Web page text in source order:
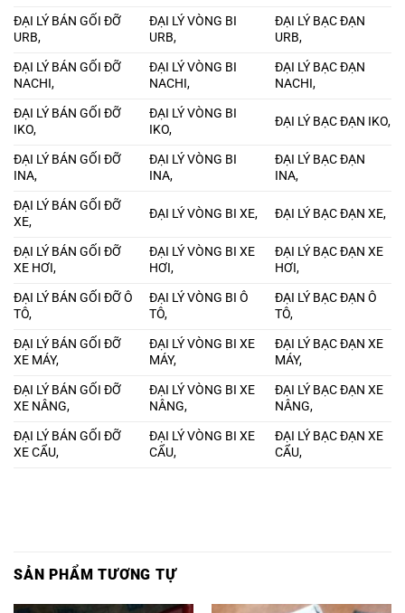
ĐẠI LÝ BÁN GỐI ĐỠ
URB,
ĐẠI LÝ VÒNG BI
URB,
ĐẠI LÝ BẠC ĐẠN
URB,
ĐẠI LÝ BÁN GỐI ĐỠ
NACHI,
ĐẠI LÝ VÒNG BI
NACHI,
ĐẠI LÝ BẠC ĐẠN
NACHI,
ĐẠI LÝ BÁN GỐI ĐỠ
IKO,
ĐẠI LÝ VÒNG BI
IKO,
ĐẠI LÝ BẠC ĐẠN IKO,
ĐẠI LÝ BÁN GỐI ĐỠ
INA,
ĐẠI LÝ VÒNG BI
INA,
ĐẠI LÝ BẠC ĐẠN
INA,
ĐẠI LÝ BÁN GỐI ĐỠ
XE,
ĐẠI LÝ VÒNG BI XE, ĐẠI LÝ BẠC ĐẠN XE,
ĐẠI LÝ BÁN GỐI ĐỠ
XE HƠI,
ĐẠI LÝ VÒNG BI XE
HƠI,
ĐẠI LÝ BẠC ĐẠN XE
HƠI,
ĐẠI LÝ BÁN GỐI ĐỠ Ô
TÔ,
ĐẠI LÝ VÒNG BI Ô
TÔ,
ĐẠI LÝ BẠC ĐẠN Ô
TÔ,
ĐẠI LÝ BÁN GỐI ĐỠ
XE MÁY,
ĐẠI LÝ VÒNG BI XE
MÁY,
ĐẠI LÝ BẠC ĐẠN XE
MÁY,
ĐẠI LÝ BÁN GỐI ĐỠ
XE NÂNG,
ĐẠI LÝ VÒNG BI XE
NÂNG,
ĐẠI LÝ BẠC ĐẠN XE
NÂNG,
ĐẠI LÝ BÁN GỐI ĐỠ
XE CẨU,
ĐẠI LÝ VÒNG BI XE
CẨU,
ĐẠI LÝ BẠC ĐẠN XE
CẨU,
SẢN PHẨM TƯƠNG TỰ